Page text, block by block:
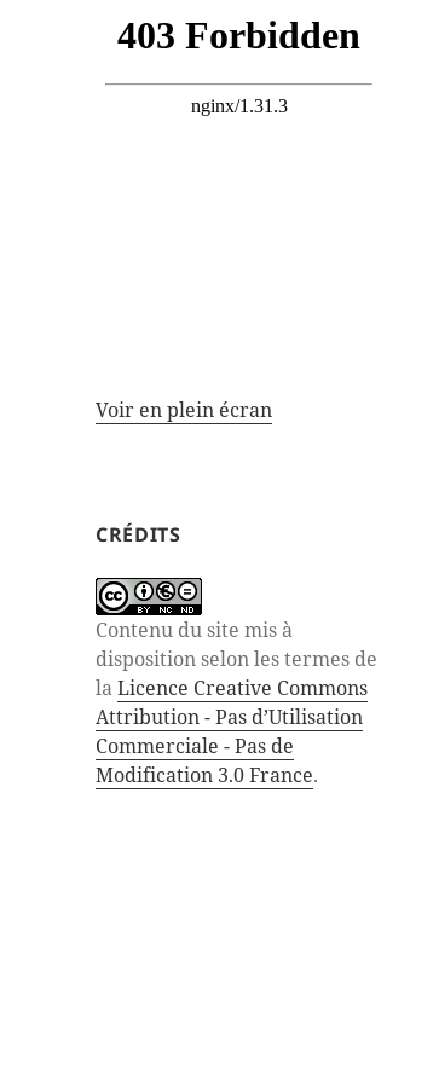
Voir en plein écran
CRÉDITS
Contenu du site mis à
disposition selon les termes de
laLicence Creative Commons
Attribution - Pas d’Utilisation
Commerciale - Pas de
Modification 3.0 France.